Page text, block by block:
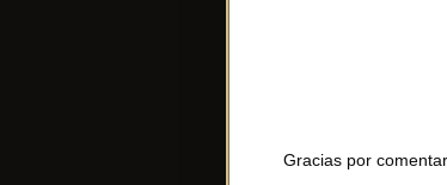
Gracias por comentar